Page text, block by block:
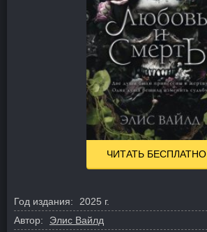
ЧИТАТЬ БЕСПЛАТНО
Год издания:
2025 г.
Автор:
Элис Вайлд